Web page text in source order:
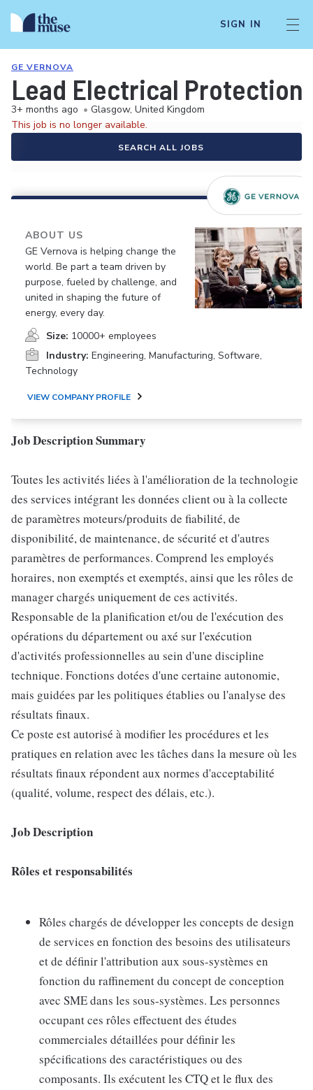
SIGN IN
GE VERNOVA
Lead Electrical Protection
3+ months ago • Glasgow, United Kingdom
This job is no longer available.
SEARCH ALL JOBS
ABOUT US
GE Vernova is helping change the
world. Be part a team driven by
purpose, fueled by challenge, and
united in shaping the future of
energy, every day.
Size: 10000+ employees
Industry: Engineering, Manufacturing, Software,
Technology
VIEW COMPANY PROFILE
Job Description Summary
Toutes les activités liées à l'amélioration de la technologie
des services intégrant les données client ou à la collecte
de paramètres moteurs/produits de fiabilité, de
disponibilité, de maintenance, de sécurité et d'autres
paramètres de performances. Comprend les employés
horaires, non exemptés et exemptés, ainsi que les rôles de
manager chargés uniquement de ces activités.
Responsable de la planification et/ou de l'exécution des
opérations du département ou axé sur l'exécution
d'activités professionnelles au sein d'une discipline
technique. Fonctions dotées d'une certaine autonomie,
mais guidées par les politiques établies ou l'analyse des
résultats finaux.
Ce poste est autorisé à modifier les procédures et les
pratiques en relation avec les tâches dans la mesure où les
résultats finaux répondent aux normes d'acceptabilité
(qualité, volume, respect des délais, etc.).
Job Description
Rôles et responsabilités
Rôles chargés de développer les concepts de design
de services en fonction des besoins des utilisateurs
et de définir l'attribution aux sous-systèmes en
fonction du raffinement du concept de conception
avec SME dans les sous-systèmes. Les personnes
occupant ces rôles effectuent des études
commerciales détaillées pour définir les
spécifications des caractéristiques ou des
composants. Ils exécutent les CTQ et le flux des